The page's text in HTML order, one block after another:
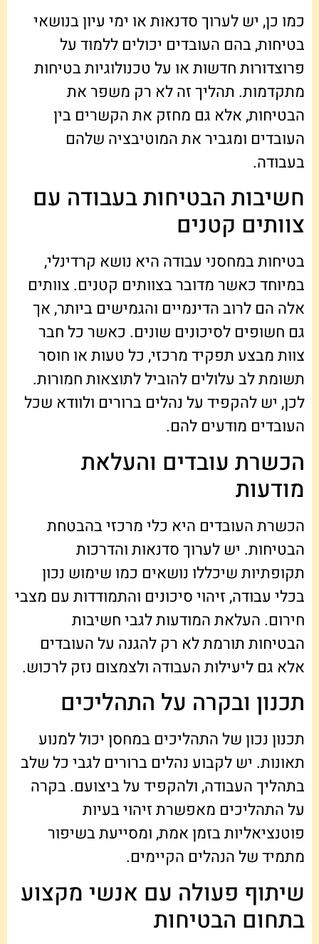
כמו כן, יש לערוך סדנאות או ימי עיון בנושאי
בטיחות, בהם העובדים יכולים ללמוד על
פרוצדורות חדשות או על טכנולוגיות בטיחות
מתקדמות. תהליך זה לא רק משפר את
הבטיחות, אלא גם מחזק את הקשרים בין
העובדים ומגביר את המוטיבציה שלהם
בעבודה.
חשיבות הבטיחות בעבודה עם
צוותים קטנים
בטיחות במחסני עבודה היא נושא קרדינלי,
במיוחד כאשר מדובר בצוותים קטנים. צוותים
אלה הם לרוב הדינמיים והגמישים ביותר, אך
גם חשופים לסיכונים שונים. כאשר כל חבר
צוות מבצע תפקיד מרכזי, כל טעות או חוסר
תשומת לב עלולים להוביל לתוצאות חמורות.
לכן, יש להקפיד על נהלים ברורים ולוודא שכל
העובדים מודעים להם.
הכשרת עובדים והעלאת
מודעות
הכשרת העובדים היא כלי מרכזי בהבטחת
הבטיחות. יש לערוך סדנאות והדרכות
תקופתיות שיכללו נושאים כמו שימוש נכון
בכלי עבודה, זיהוי סיכונים והתמודדות עם מצבי
חירום. העלאת המודעות לגבי חשיבות
הבטיחות תורמת לא רק להגנה על העובדים
אלא גם ליעילות העבודה ולצמצום נזק לרכוש.
תכנון ובקרה על התהליכים
תכנון נכון של התהליכים במחסן יכול למנוע
תאונות. יש לקבוע נהלים ברורים לגבי כל שלב
בתהליך העבודה, ולהקפיד על ביצועם. בקרה
על התהליכים מאפשרת זיהוי בעיות
פוטנציאליות בזמן אמת, ומסייעת בשיפור
מתמיד של הנהלים הקיימים.
שיתוף פעולה עם אנשי מקצוע
בתחום הבטיחות